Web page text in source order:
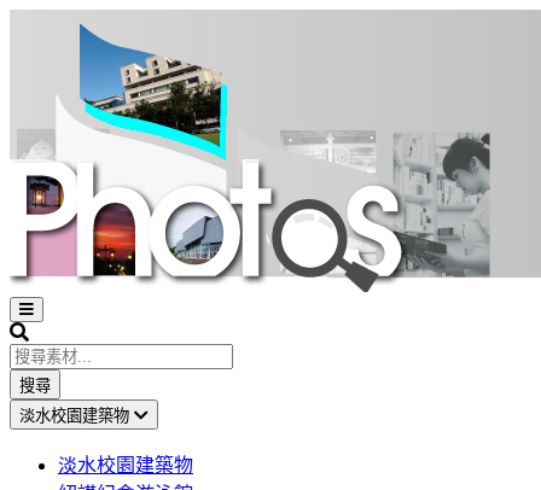
Open
sidebar
Search
搜尋
淡水校園建築物
淡水校園建築物